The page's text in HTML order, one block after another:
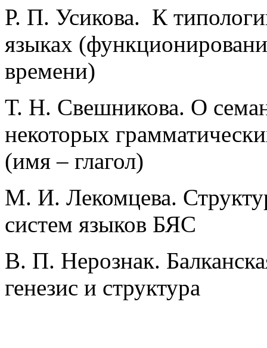
Р. П. Усикова. К
языках
времени)
Т. Н. Свешникова. О
некоторых
(имя – глагол)
М. И. Лекомцева.
систем языков БЯС
В. П. Нерознак.
генезис и структура